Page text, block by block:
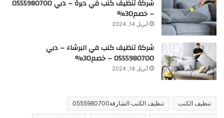
شركة تنظيف كنب في ديرة – دبي 0555980700
– خصم30%
أبريل 14, 2024
شركة تنظيف كنب في البرشاء – دبي
0555980700 – خصم30%
أبريل 14, 2024
تنظيف الكنب تنظيف الكنب الشارقة0555980700